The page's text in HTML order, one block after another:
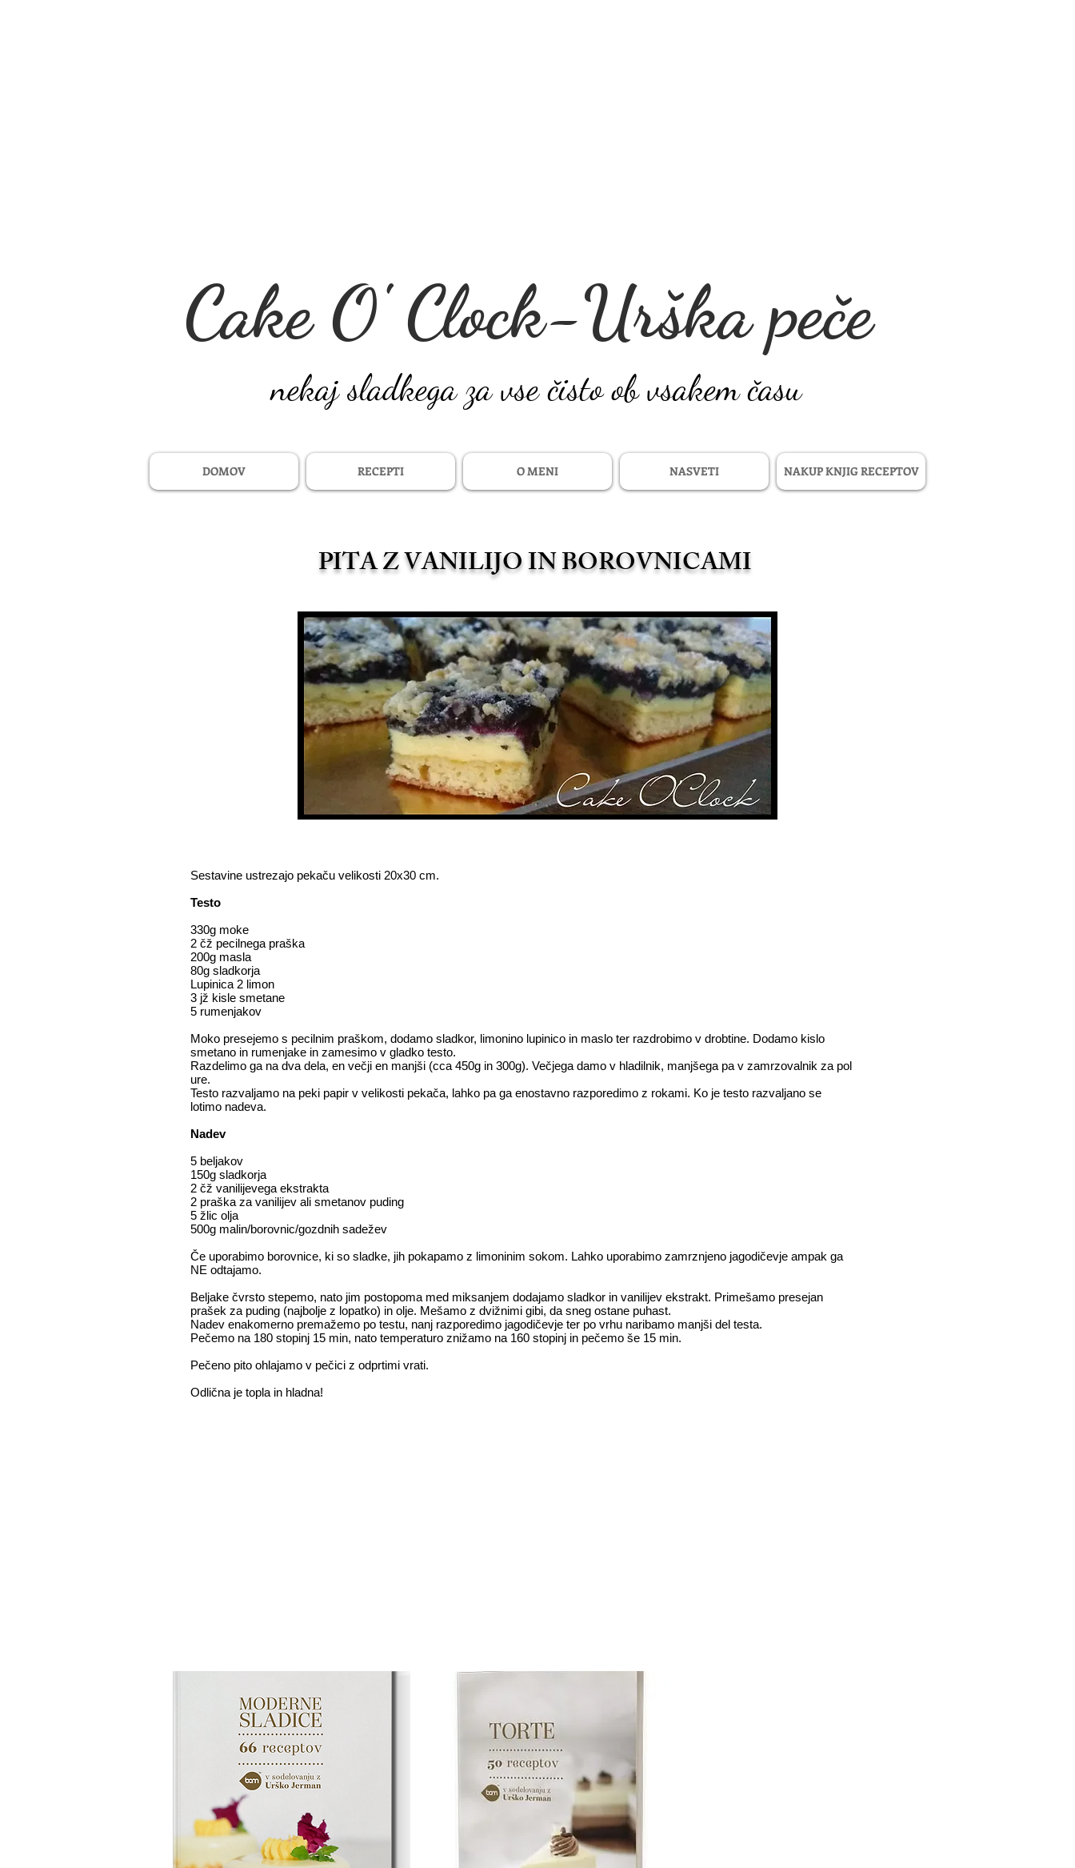
Cake O' Clock-Urška peče
nekaj sladkega za vse čisto ob vsakem času
DOMOV RECEPTI O MENI NASVETI NAKUP KNJIG RECEPTOV
PITA Z VANILIJO IN BOROVNICAMI
Sestavine ustrezajo pekaču velikosti 20x30 cm.
Testo
330g moke
2 čž pecilnega praška
200g masla
80g sladkorja
Lupinica 2 limon
3 jž kisle smetane
5 rumenjakov
Moko presejemo s pecilnim praškom, dodamo sladkor, limonino lupinico in maslo ter razdrobimo v drobtine. Dodamo kislo
smetano in rumenjake in zamesimo v gladko testo.
Razdelimo ga na dva dela, en večji en manjši (cca 450g in 300g). Večjega damo v hladilnik, manjšega pa v zamrzovalnik za pol
ure.
Testo razvaljamo na peki papir v velikosti pekača, lahko pa ga enostavno razporedimo z rokami. Ko je testo razvaljano se
lotimo nadeva.
Nadev
5 beljakov
150g sladkorja
2 čž vanilijevega ekstrakta
2 praška za vanilijev ali smetanov puding
5 žlic olja
500g malin/borovnic/gozdnih sadežev
Če uporabimo borovnice, ki so sladke, jih pokapamo z limoninim sokom. Lahko uporabimo zamrznjeno jagodičevje ampak ga
NE odtajamo.
Beljake čvrsto stepemo, nato jim postopoma med miksanjem dodajamo sladkor in vanilijev ekstrakt. Primešamo presejan
prašek za puding (najbolje z lopatko) in olje. Mešamo z dvižnimi gibi, da sneg ostane puhast.
Nadev enakomerno premažemo po testu, nanj razporedimo jagodičevje ter po vrhu naribamo manjši del testa.
Pečemo na 180 stopinj 15 min, nato temperaturo znižamo na 160 stopinj in pečemo še 15 min.
Pečeno pito ohlajamo v pečici z odprtimi vrati.
Odlična je topla in hladna!